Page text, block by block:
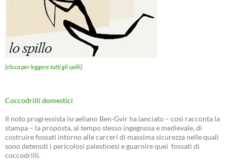
[clicca per leggere tutti gli spilli]
Coccodrilli domestici
Il noto progressista israeliano Ben-Gvir ha lanciato – così racconta la
stampa – la proposta, al tempo stesso ingegnosa e medievale, di
costruire fossati intorno alle carceri di massima sicurezza nelle quali
sono detenuti i pericolosi palestinesi e guarnire quei fossati di
coccodrilli.